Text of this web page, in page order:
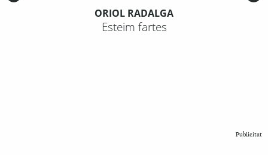
ORIOL RADALGA
Esteim fartes
Publicitat